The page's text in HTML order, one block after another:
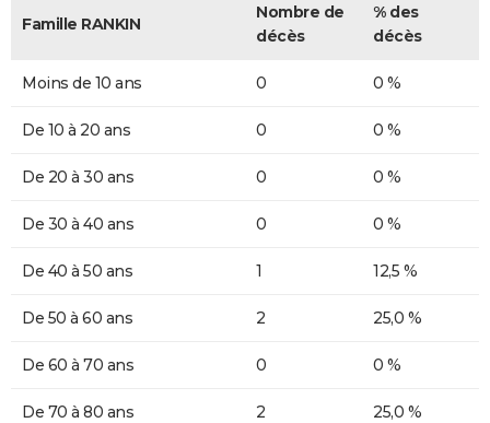
Famille RANKIN
Nombre de
décès
% des
décès
Moins de 10 ans 0 0 %
De 10 à 20 ans 0 0 %
De 20 à 30 ans 0 0 %
De 30 à 40 ans 0 0 %
De 40 à 50 ans 1 12,5 %
De 50 à 60 ans 2 25,0 %
De 60 à 70 ans 0 0 %
De 70 à 80 ans 2 25,0 %